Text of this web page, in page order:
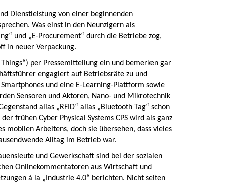
Dienstleistung von einer beginnenden
Was einst in den Neunzigern als
und „E-Procurement“ durch die Betriebe zog,
in neuer Verpackung.
per Pressemitteilung ein und bemerken gar
engagiert auf Betriebsräte zu und
und eine E-Learning-Plattform sowie
Sensoren und Aktoren, Nano- und Mikrotechnik
alias „RFID“ alias „Bluetooth Tag“ schon
frühen Cyber Physical Systems CPS wird als ganz
mobilen Arbeitens, doch sie übersehen, dass vieles
Alltag im Betrieb war.
und Gewerkschaft sind bei der sozialen
Onlinekommentatoren aus Wirtschaft und
à la „Industrie 4.0“ berichten. Nicht selten